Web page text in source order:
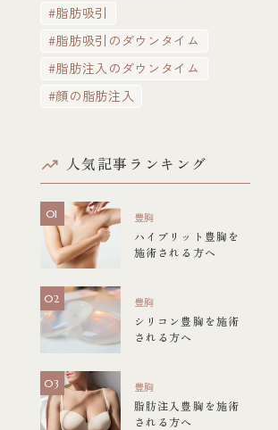
#脂肪吸引
#脂肪吸引のダウンタイム
#脂肪注入のダウンタイム
#顔の脂肪注入
人気記事ランキング
豊胸
ハイブリット豊胸を
施術される方へ
豊胸
シリコン豊胸を施術
される方へ
豊胸
脂肪注入豊胸を施術
される方へ